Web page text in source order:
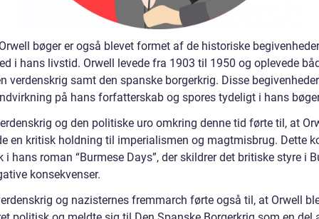
bøger er også blevet formet af de historiske
i hans livstid. Orwell levede fra 1903 til 1950 og oplevede
verdenskrig samt den spanske borgerkrig. Disse
på hans forfatterskab og spores tydeligt i hans
og den politiske uro omkring denne tid førte til, at
en kritisk holdning til imperialismen og magtmisbrug. Dette
i hans roman “Burmese Days”, der skildrer det britiske styre i
konsekvenser.
og nazisternes fremmarch førte også til, at Orwell